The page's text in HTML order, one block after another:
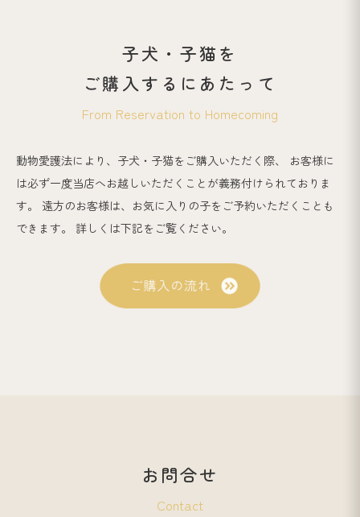
子犬・子猫を
ご購入するにあたって
From Reservation to Homecoming
動物愛護法により、子犬・子猫をご購入いただく際、
お客様に
は必ず一度当店へお越しいただくことが義務付けられておりま
す。
遠方のお客様は、お気に入りの子をご予約いただくことも
できます。
詳しくは下記をご覧ください。
お問合せ
Contact